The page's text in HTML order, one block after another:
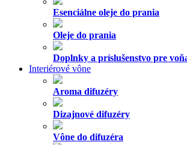
Esenciálne oleje do prania
Oleje do prania
Doplnky a príslušenstvo pre
Interiérové vône
Aroma difuzéry
Dizajnové difuzéry
Vône do difuzéra